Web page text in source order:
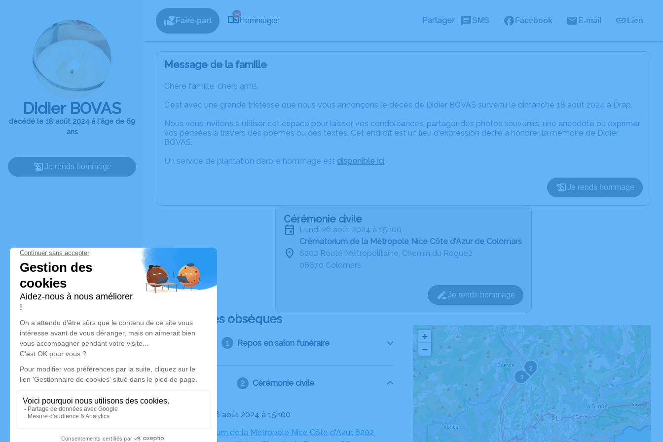
Didier BOVAS
décédé le 18 août 2024 à l'âge de 69
ans
Je rends hommage
Faire-part
65
Hommages Partager SMS Facebook E-mail Lien
Message de la famille
Chère famille, chers amis,
C’est avec une grande tristesse que nous vous annonçons le décès de Didier BOVAS survenu le dimanche 18 août 2024 à Drap.
Nous vous invitons à utiliser cet espace pour laisser vos condoléances, partager des photos souvenirs, une anecdote ou exprimer
vos pensées à travers des poèmes ou des textes. Cet endroit est un lieu d'expression dédié à honorer la mémoire de Didier
BOVAS.
Un service de plantation d’arbre hommage est disponible ici.
Je rends hommage
Cérémonie civile
lundi 26 août 2024 à 15h00
Crématorium de la Métropole Nice Côte d'Azur de Colomars
6202 Route Métropolitaine, Chemin du Roguez
06670 Colomars
Je rends hommage
Déroulé des obsèques
Repos en salon funéraire
Cérémonie civile
Le lundi 26 août 2024 à 15h00
Crématorium de la Métropole Nice Côte d'Azur, 6202
2
3
+
−